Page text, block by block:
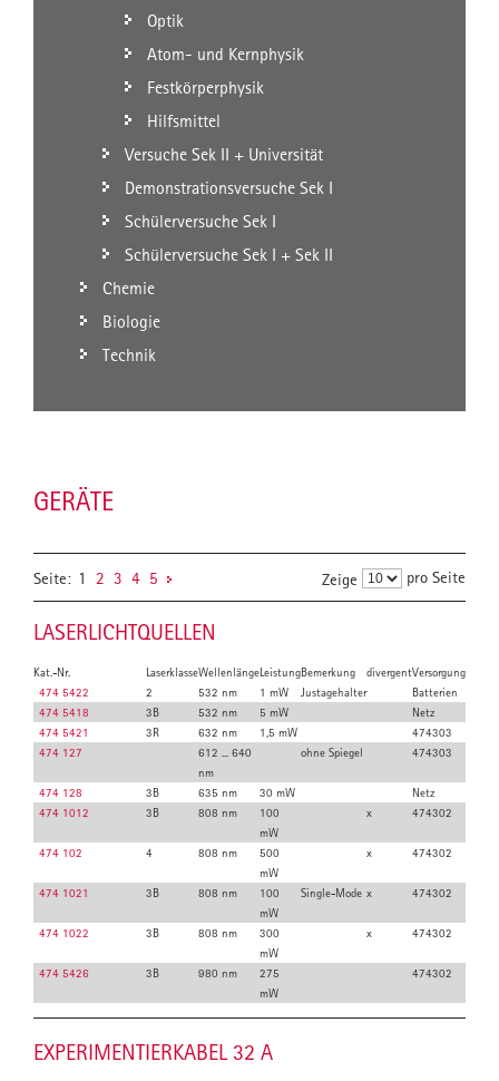
Optik
Atom- und Kernphysik
Festkörperphysik
Hilfsmittel
Versuche Sek II + Universität
Demonstrationsversuche Sek I
Schülerversuche Sek I
Schülerversuche Sek I + Sek II
Chemie
Biologie
Technik
GERÄTE
Seite: 1 2 3 4 5 Zeige pro Seite
LASERLICHTQUELLEN
Kat.-Nr. LaserklasseWellenlängeLeistungBemerkung divergentVersorgung
474 5422
2 532 nm 1 mW Justagehalter
Batterien
474 5418
3B 532 nm 5 mW
Netz
474 5421
3R 632 nm 1,5 mW
474303
474 127
612 ... 640
nm
ohne Spiegel 474303
474 128 3B 635 nm 30 mW
Netz
474 1012
3B 808 nm
100
mW
x 474302
474 102 4 808 nm
500
mW
x 474302
474 1021 3B 808 nm
100
mW
Single-Mode x 474302
474 1022 3B 808 nm
300
mW
x 474302
474 5426 3B 980 nm
275
mW
474302
EXPERIMENTIERKABEL 32 A